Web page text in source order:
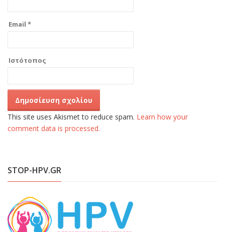
Email *
Ιστότοπος
This site uses Akismet to reduce spam. Learn how your
comment data is processed.
STOP-HPV.GR